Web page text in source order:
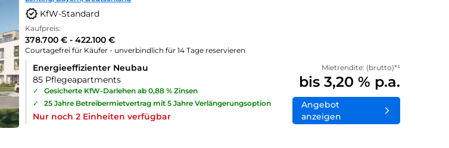
KfW-Standard
Kaufpreis:
378.700 € - 422.100 €
Courtagefrei für Käufer - unverbindlich für 14 Tage reservieren
Energieeffizienter Neubau
85 Pflegeapartments
✓
Gesicherte KfW-Darlehen ab 0,88 % Zinsen
✓
25 Jahre Betreibermietvertrag mit 5 Jahre Verlängerungsoption
Nur noch 2 Einheiten verfügbar
Mietrendite: (brutto)*¹
bis 3,20 % p.a.
Angebot
anzeigen